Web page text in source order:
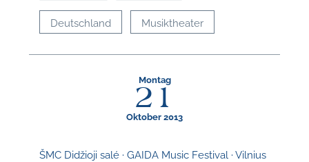
Deutschland Musiktheater
Montag
21
Oktober 2013
ŠMC Didžioji salé · GAIDA Music Festival · Vilnius